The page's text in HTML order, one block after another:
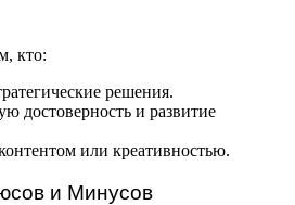
кто:
решения.
достоверность и развитие
или креативностью.
и Минусов